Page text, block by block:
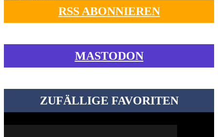
RSS ABONNIEREN
MASTODON
ZUFÄLLIGE FAVORITEN